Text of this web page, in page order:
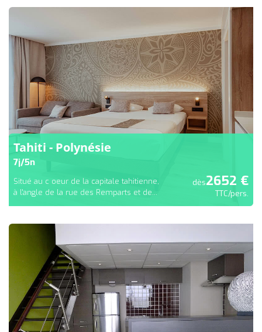
Tahiti - Polynésie
7j/5n
Situé au c oeur de la capitale tahitienne,
à l'angle de la rue des Remparts et de...
dès2652 €
TTC/pers.